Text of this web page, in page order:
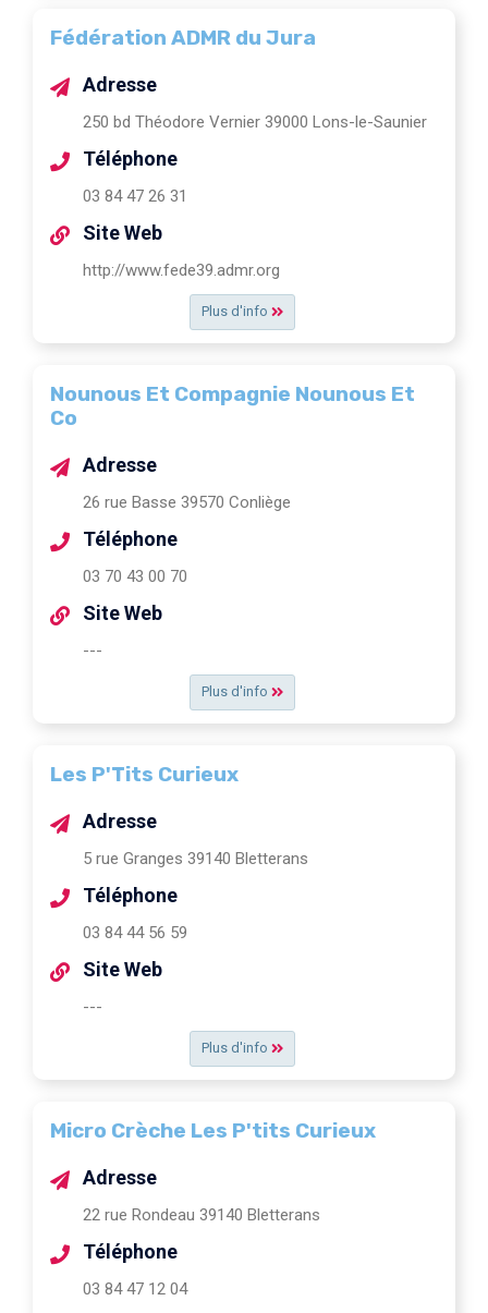
Fédération ADMR du Jura
Plus d'info
Adresse
250 bd Théodore Vernier 39000 Lons-le-Saunier
Téléphone
03 84 47 26 31
Site Web
http://www.fede39.admr.org
Nounous Et Compagnie Nounous Et
Co
Plus d'info
Adresse
26 rue Basse 39570 Conliège
Téléphone
03 70 43 00 70
Site Web
---
Les P'Tits Curieux
Plus d'info
Adresse
5 rue Granges 39140 Bletterans
Téléphone
03 84 44 56 59
Site Web
---
Micro Crèche Les P'tits Curieux
Adresse
22 rue Rondeau 39140 Bletterans
Téléphone
03 84 47 12 04